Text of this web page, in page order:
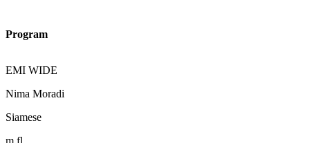
Program
EMI WIDE
Nima Moradi
Siamese
m.fl.